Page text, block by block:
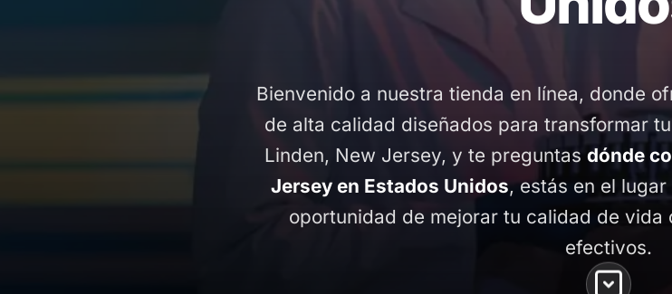
Bienvenido a nuestra tienda en línea, donde
de alta calidad diseñados para transformar
Linden, New Jersey, y te preguntas dónde
Jersey en Estados Unidos, estás en el
oportunidad de mejorar tu calidad de
efectivos.